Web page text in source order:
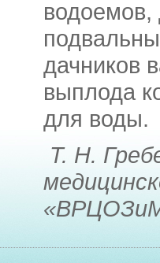
водоемов,
дачников
выплода
для воды.
Т. Н.